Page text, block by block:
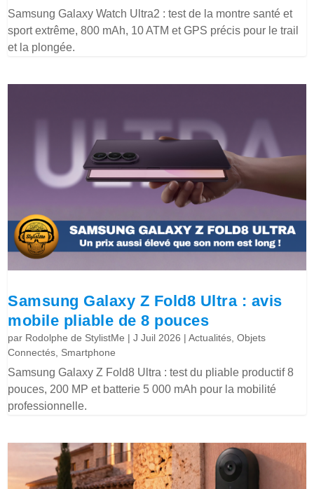
Samsung Galaxy Watch Ultra2 : test de la montre santé et
sport extrême, 800 mAh, 10 ATM et GPS précis pour le trail
et la plongée.
Samsung Galaxy Z Fold8 Ultra : avis
mobile pliable de 8 pouces
par Rodolphe de StylistMe |J Juil 2026 |Actualités ,Objets
Connectés Smartphone
Samsung Galaxy Z Fold8 Ultra : test du pliable productif 8
pouces, 200 MP et batterie 5 000 mAh pour la mobilité
professionnelle.